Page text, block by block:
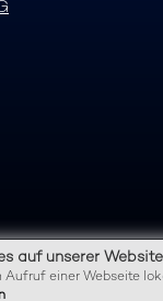
auf unserer
einer Webseite